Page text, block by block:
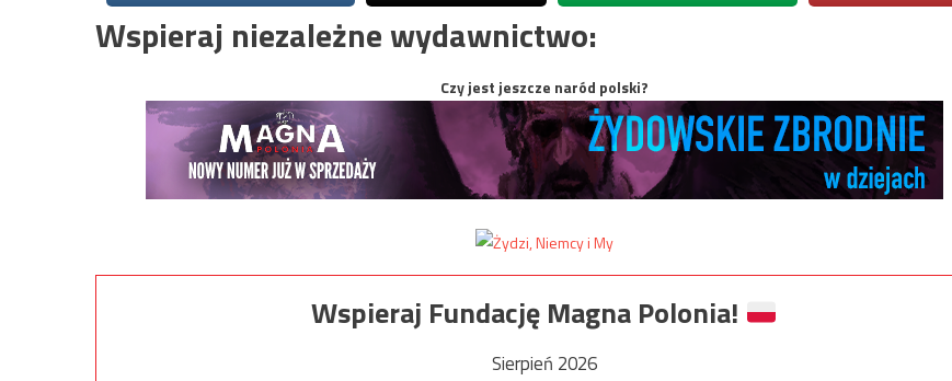
Wspieraj niezależne wydawnictwo:
Czy jest jeszcze naród polski?
Wspieraj Fundację Magna Polonia!
Sierpień 2026